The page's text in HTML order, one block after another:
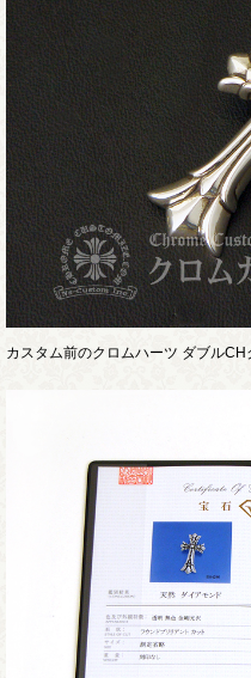
カスタム前のクロムハーツ ダブルCH